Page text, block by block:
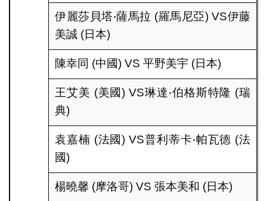
伊麗莎貝塔‧薩馬拉 (羅馬尼亞) VS伊藤
美誠 (日本)
陳幸同 (中國) VS 平野美宇 (日本)
王艾美 (美國) VS琳達‧伯格斯特隆 (瑞
典)
袁嘉楠 (法國) VS普利蒂卡‧帕瓦德 (法
國)
楊曉馨 (摩洛哥) VS 張本美和 (日本)